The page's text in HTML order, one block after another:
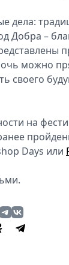
дела:
Добра –
можно
своего
на
Days или